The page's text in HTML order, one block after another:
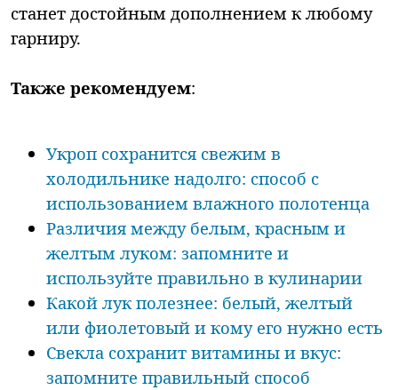
станет достойным дополнением к любому
гарниру.
Также рекомендуем:
Укроп сохранится свежим в
холодильнике надолго: способ с
использованием влажного полотенца
Различия между белым, красным и
желтым луком: запомните и
используйте правильно в кулинарии
Какой лук полезнее: белый, желтый
или фиолетовый и кому его нужно есть
Свекла сохранит витамины и вкус:
запомните правильный способ